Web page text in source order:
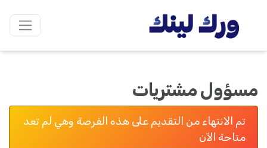
مسؤول مشتريات
تم الانتهاء من التقديم على هذه الفرصة وهي لم تعد
متاحة الآن